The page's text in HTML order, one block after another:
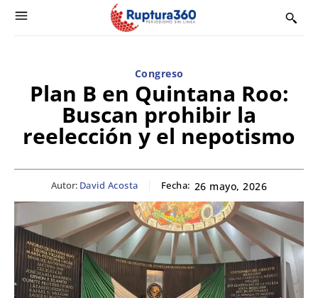
Congreso
Plan B en Quintana Roo:
Buscan prohibir la
reelección y el nepotismo
Autor: David Acosta Fecha: 26 mayo, 2026